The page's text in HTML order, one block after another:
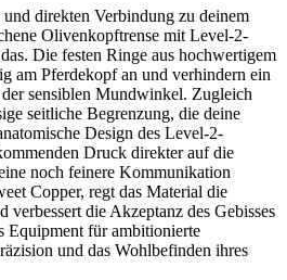
direkten Verbindung zu deinem
Olivenkopftrense mit Level-2-
Die festen Ringe aus hochwertigem
am Pferdekopf an und verhindern ein
sensiblen Mundwinkel. Zugleich
seitliche Begrenzung, die deine
Design des Level-2-
Druck direkter auf die
noch feinere Kommunikation
Copper, regt das Material die
die Akzeptanz des Gebisses
Equipment für ambitionierte
und das Wohlbefinden ihres